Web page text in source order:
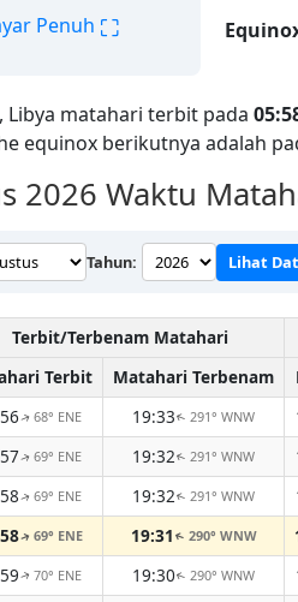
Penuh ⛶
Libya matahari terbit pada
equinox berikutnya adalah
2026 Waktu
Tahun: Lihat
Terbit/Terbenam Matahari
Terbit
Matahari Terbenam
↑68° ENE 19:33↑ 291° WNW
↑69° ENE 19:32↑ 291° WNW
↑69° ENE 19:32↑ 291° WNW
↑ 69° ENE 19:31 ↑ 290° WNW
↑70° ENE 19:30↑ 290° WNW